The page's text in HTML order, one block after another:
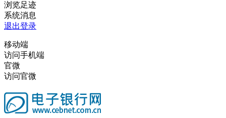
浏览足迹
系统消息
退出登录
移动端
访问手机端
官微
访问官微